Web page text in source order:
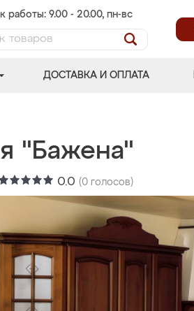
работы: 9.00 - 20.00, пн-вс
ДОСТАВКА И ОПЛАТА
"Бажена"
0.0 (0 голосов)